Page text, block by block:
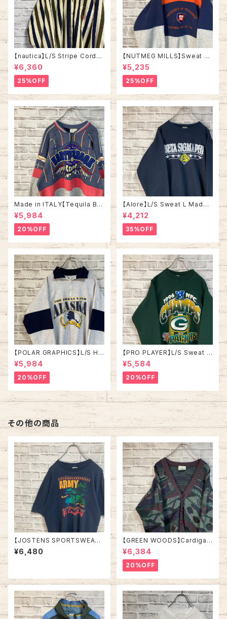
【nautica】L/S Stripe Cordur
oy Shirt L 90s ノーティカ スト
ライプ コーデュロイ シャツ ボタ
ンダウン 長袖 ワンポイントロゴ
刺繍ロゴ 旧タグ USA アメリカ
古着
¥6,360
25%OFF
【NUTMEG MILLS】Sweat XL
Made in USA 90s “UNIVER
SITY OF TENNESSEE” vinta
ge ナツメグミルズ カレッジモノ
カレッジロゴ テネシー大学 スウ
ェット トレーナー ヴィンテージ
アメリカ USA 古着
¥5,235
25%OFF
Made in ITALY【Tequila Bo
om】L/S Sweat/Trainer XL 9
0s ハーフジップスウェット トレ
ーナー マルチカラー レーシング
イタリア製 Euro ユーロ 古着
¥5,984
20%OFF
【Alore】L/S Sweat L Made i
n USA 90s 社交クラブ プロモ
ーション スウェット トレーナー
USA製 vintage ヴィンテージ
アメリカ USA 古着
¥4,212
35%OFF
【POLAR GRAPHICS】L/S Hal
fZip Sweat XL Made in US
A 90s “ALASKA” スーベニア
ハーフジップスウェット トレーナ
ー アラスカ お土産モノ vintag
e ヴィンテージ アメリカ USA
古着
¥5,984
20%OFF
【PRO PLAYER】L/S Sweat L
相当 90s Made in USA “PA
CKERS” NFL チームモノ スウ
ェット トレーナー USA製 チーム
ロゴ 1996 CHAMPS 優勝記念
深緑 アメリカ USA 古着
¥5,584
20%OFF
その他の商品
【JOSTENS SPORTSWEAR】
S/S Tee L 90s Made in US
A “Ft.Campbell” vintage AR
ィンテージ シングルステッチ ア
メリカ USA 古着
¥6,480
【GREEN WOODS】Cardigan
L相当 Made in BRITAIN “EU
RO LINE” カーディガン 総柄 ウ
ール混合 イギリス製 ユーロライ
ン ヨーロッパ 古着
¥6,384
20%OFF